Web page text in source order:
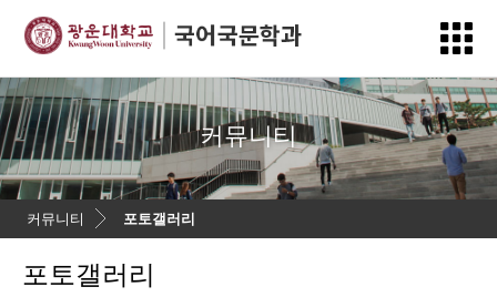
커뮤니티
커뮤니티 포토갤러리
포토갤러리